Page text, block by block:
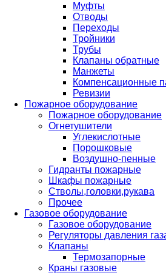
Муфты
Отводы
Переходы
Тройники
Трубы
Клапаны обратные
Манжеты
Компенсационные
Ревизии
Пожарное оборудование
Пожарное оборудование
Огнетушители
Углекислотные
Порошковые
Воздушно-пенные
Гидранты пожарные
Шкафы пожарные
Стволы,головки,рукава
Прочее
Газовое оборудование
Газовое оборудование
Регуляторы давления
Клапаны
Термозапорные
Краны газовые